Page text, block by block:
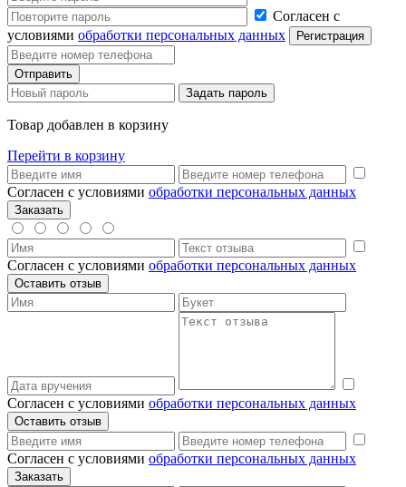
Согласен с
условиями обработки персональных данных
Товар добавлен в корзину
Перейти в корзину
Согласен с условиями обработки персональных данных
Согласен с условиями обработки персональных данных
Согласен с условиями обработки персональных данных
Согласен с условиями обработки персональных данных